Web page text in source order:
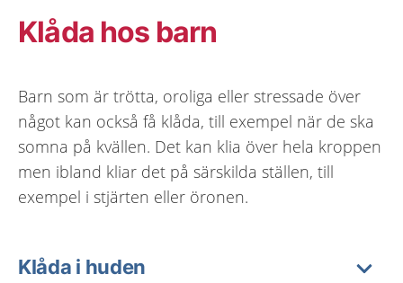
Klåda hos barn
Barn som är trötta, oroliga eller stressade över
något kan också få klåda, till exempel när de ska
somna på kvällen. Det kan klia över hela kroppen
men ibland kliar det på särskilda ställen, till
exempel i stjärten eller öronen.
Klåda i huden